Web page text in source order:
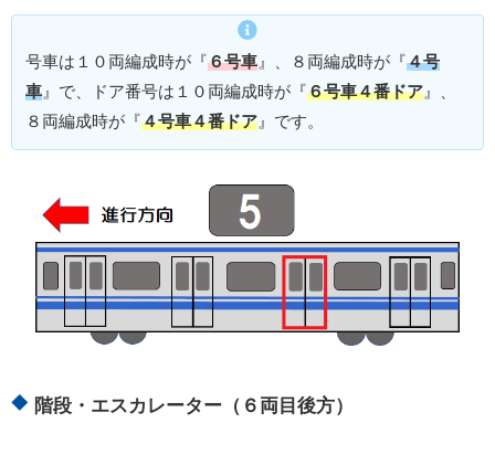
号車は１０両編成時が『６号車 』、８両編成時が『４号
車 』で、ドア番号は１０両編成時が『６号車４番ドア 』、
８両編成時が『４号車４番ドア 』です。
階段・エスカレーター（６両目後方）